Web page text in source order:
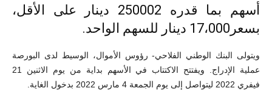
أسهم بما قدره 250002 دينار على الأقل،
بسعر 000،17 دينار للسهم الواحد.
ويتولى البنك الوطني الفلاحي- رؤوس الأموال، الوسيط لدى البورصة
عملية الإدراج. ويفتتح الاكتتاب في الأسهم بداية من يوم الاثنين 21
فيفري 2022 ليتواصل إلى يوم الجمعة 4 مارس 2022 بدخول الغاية.